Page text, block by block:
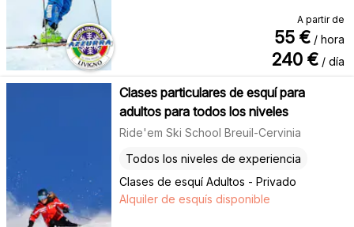
A partir de
55 € / hora
240 € / día
Clases particulares de esquí para
adultos para todos los niveles
Ride'em Ski School Breuil-Cervinia
Clases de esquí Adultos - Privado
Todos los niveles de experiencia
Alquiler de esquís disponible